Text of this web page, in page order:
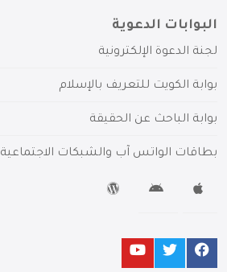
البوابات الدعوية
لجنة الدعوة الإلكترونية
بوابة الكويت للتعريف بالإسلام
بوابة الباحث عن الحقيقة
بطاقات الواتس آب والشبكات الاجتماعية